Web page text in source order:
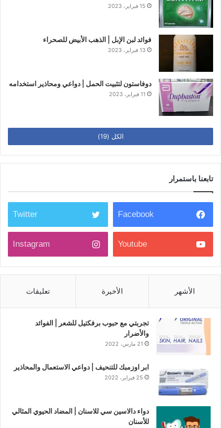
15 فبراير، 2023
فوائد لبن الإبل | الذهب الأبيض للصحراء
13 فبراير، 2023
دوفاستون لتثبيت الحمل | دواعي ومحاذير استخدامه
11 فبراير، 2023
الكل (19)
تابعنا باستمرار
Facebook
Twitter
Youtube
Instagram
الأشهر الأخيرة تعليقات
تجربتي مع حبوب برفكتيل للشعر | الفوائد
والأضرار
21 مارس، 2022
ابر اوزمبك للتنحيف | دواعي الاستعمال والمحاذير
25 فبراير، 2022
دواء دالاسين سي للاسنان | المضاد الحيوي المثالي
للأسنان